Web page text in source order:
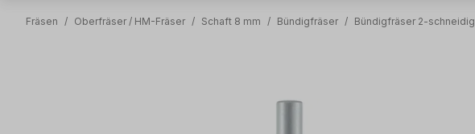
Fräsen / Oberfräser / HM-Fräser / Schaft 8 mm / Bündigfräser / Bündigfräser 2-schneidig